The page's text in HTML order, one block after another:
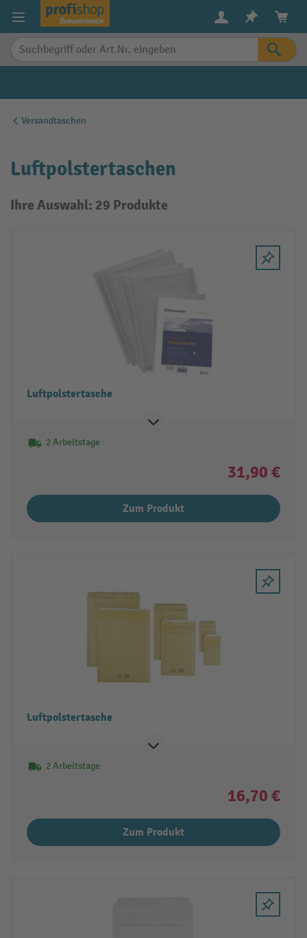
springen
Versandtaschen
Luftpolstertaschen
Ihre Auswahl: 29 Produkte
Luftpolstertasche
2 Arbeitstage
31,90 €
Zum Produkt
Luftpolstertasche
2 Arbeitstage
16,70 €
Zum Produkt